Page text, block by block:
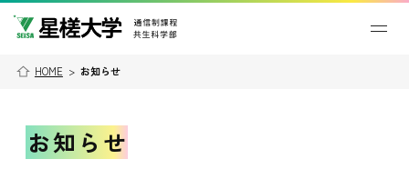
HOME > お知らせ
お知らせ